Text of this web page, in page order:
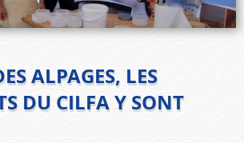
ALPAGES, LES
DU CILFA Y SONT